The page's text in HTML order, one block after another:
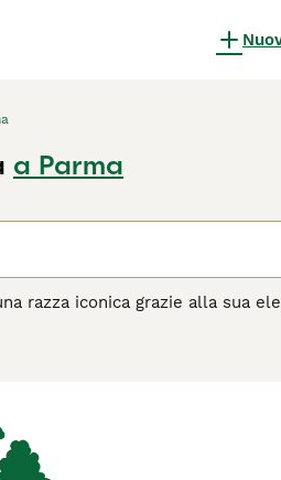
a Parma
razza iconica grazie alla sua
delle greggi, il Collie
e una cura attenta del
di vita sedentario.